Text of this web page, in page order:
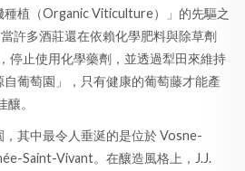
種植（Organic Viticulture）」的先驅之
許多酒莊還在依賴化學肥料與除草劑
停止使用化學藥劑，並透過犁田來維持
葡萄園」，只有健康的葡萄藤才能產
。
其中最令人垂涎的是位於 Vosne-
Saint-Vivant。在釀造風格上，J.J.